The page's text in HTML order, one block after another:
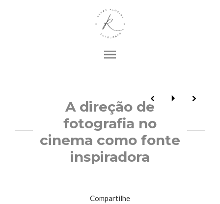
menu
A direção de
fotografia no
cinema como fonte
inspiradora
Compartilhe